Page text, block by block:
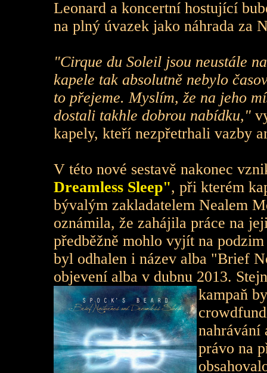
Leonard a koncertní hostující
na plný úvazek jako náhrada za
"Cirque du Soleil jsou neustále
kapele tak absolutně nebylo
to přejeme. Myslím, že na jeho
dostali takhle dobrou nabídku,"
kapely, kteří nezpřetrhali vazby
V této nové sestavě nakonec
Dreamless Sleep", při kterém
bývalým zakladatelem Nealem
oznámila, že zahájila práce na
předběžně mohlo vyjít na
byl odhalen i název alba "Brief
objevení alba v dubnu 2013.
kampaň
nahrávání
právo na